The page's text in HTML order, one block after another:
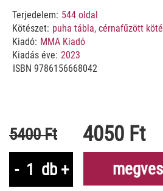
Terjedelem: 544oldal
Kötészet: puha tábla, cérnafűzött
Kiadó: MMA Kiadó
Kiadás éve: 2023
ISBN 9786156668042
5400 Ft 4050 Ft
-
db +